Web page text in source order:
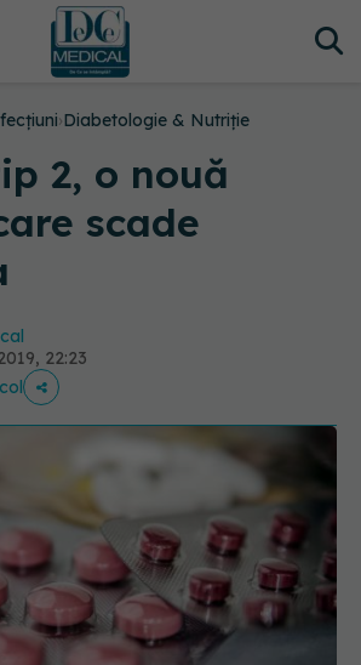
›Diabetologie & Nutriție
2, o nouă
scade
22:23